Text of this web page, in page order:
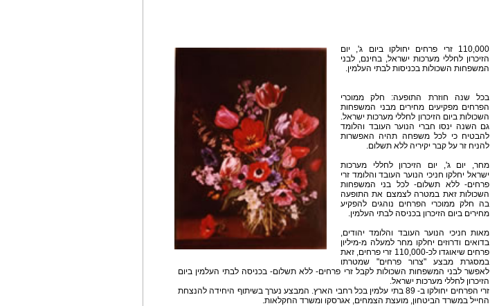
110,000 זרי פרחים יחולקו ביום ג', יום
הזיכרון לחללי מערכות ישראל, בחינם, לבני
המשפחות השכולות בכניסות לבתי העלמין.
בכל שנה חוזרת התופעה: חלק ממוכרי
הפרחים מפקיעים מחירים מבני המשפחות
השכולות ביום הזיכרון לחללי מערכות ישראל.
גם השנה ינסו חברי הנוער העובד והלומד
להבטיח כי לכל משפחה תהיה האפשרות
להניח זר על קבר יקיריה ללא תשלום.
מחר, יום ג', יום הזיכרון לחללי מערכות
ישראל יחלקו חניכי הנוער העובד והלומד זרי
פרחים- ללא תשלום- לכל בני המשפחות
השכולות זאת במטרה לצמצם את התופעה
בה חלק ממוכרי הפרחים נוהגים להפקיע
מחירים ביום הזיכרון בכניסה לבתי העלמין.
מאות חניכי הנוער העובד והלומד יהודים,
בדואים ודרוזים יחלקו מחר למעלה מ-מיליון
פרחים שיאוגדו לכ-110,000 זרי פרחים, זאת
במסגרת מבצע "צרור פרחים" שמטרתו
לאפשר לבני המשפחות השכולות לקבל זרי פרחים- ללא תשלום- בכניסה לבתי העלמין ביום
הזיכרון לחללי מערכות ישראל.
זרי הפרחים יחולקו ב- 89 בתי עלמין בכל רחבי הארץ. המבצע נערך בשיתוף היחידה להנצחת
החייל במשרד הביטחון, מועצת הצמחים, אגרסקו ומשרד החקלאות.